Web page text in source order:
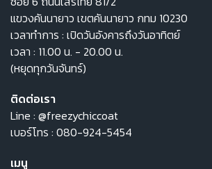
แขวงคันนายาว เขตคันนายาว กทม 10230
เวลาทำการ : เปิดวันอังคารถึงวันอาทิตย์
เวลา : 11.00 น. - 20.00 น.
(หยุดทุกวันจันทร์)
ติดต่อเรา
Line : @freezychiccoat
เบอร์โทร : 080-924-5454
เมนู